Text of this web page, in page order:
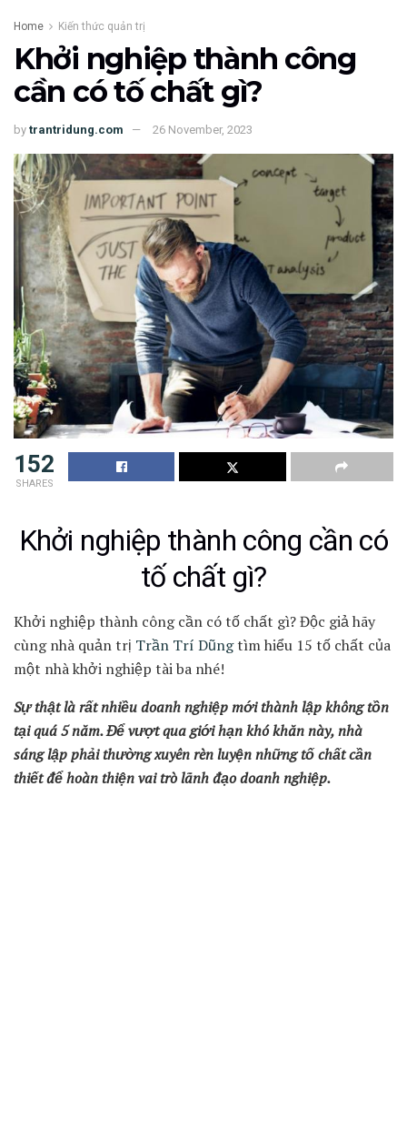
Home Kiến thức quản trị
Khởi nghiệp thành công
cần có tố chất gì?
by trantridung.com 26 November, 2023
152
SHARES
Khởi nghiệp thành công cần có
tố chất gì?
Khởi nghiệp thành công cần có tố chất gì? Độc giả hãy
cùng nhà quản trị Trần Trí Dũngtìm hiểu 15 tố chất của
một nhà khởi nghiệp tài ba nhé!
Sự thật là rất nhiều doanh nghiệp mới thành lập không tồn
tại quá 5 năm. Để vượt qua giới hạn khó khăn này, nhà
sáng lập phải thường xuyên rèn luyện những tố chất cần
thiết để hoàn thiện vai trò lãnh đạo doanh nghiệp.